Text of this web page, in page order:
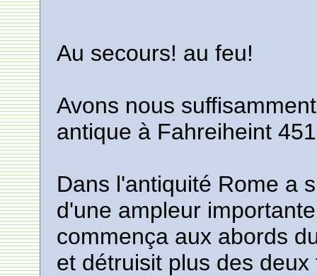
Au secours! au feu!
Avons nous
antique à Fahreiheint
Dans l'antiquité Rome a
d'une ampleur
commença aux abords
et détruisit plus des